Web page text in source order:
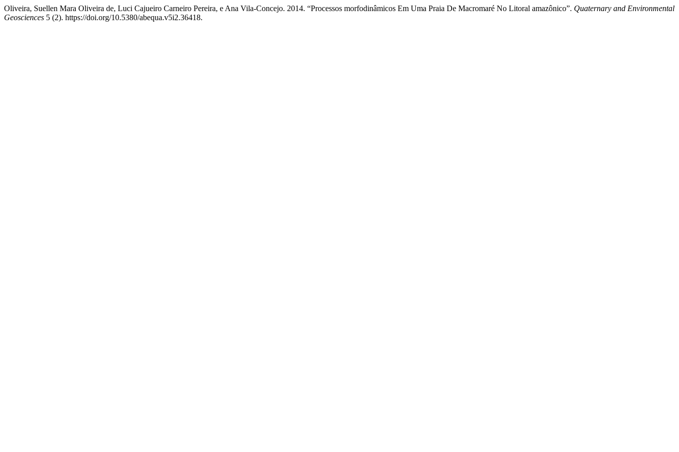
Oliveira, Suellen Mara Oliveira de, Luci Cajueiro Carneiro Pereira, e Ana Vila-Concejo. 2014. “Processos morfodinâmicos Em Uma Praia De Macromaré No Litoral amazônico”. Quaternary and Environmental
Geosciences 5 (2). https://doi.org/10.5380/abequa.v5i2.36418.